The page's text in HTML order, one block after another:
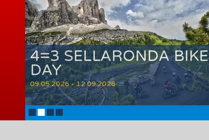
4=3 SELLARONDA BIKE
DAY
09.05.2026 - 12.09.2026